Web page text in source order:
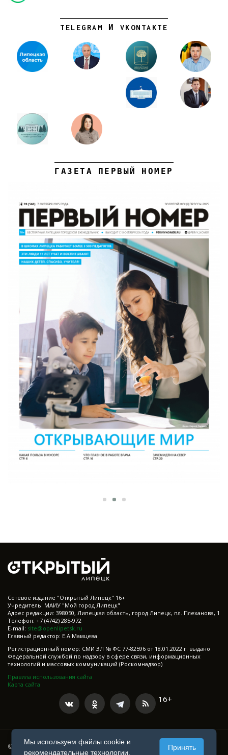
TELEGRAM И VKONTAKTE
ГАЗЕТА ПЕРВЫЙ НОМЕР
Cетевое издание "Открытый Липецк" 16+
Учредитель: МАИУ "Мой город Липецк"
Адрес редакции: 398050, Липецкая область, город Липецк, пл. Плеханова, 1
Телефон: +7 (4742) 285-972
E-mail: site@openlipetsk.ru
Главный редактор: Е.А.Мамцева
Регистрационный номер: СМИ ЭЛ № ФС 77-82596 от 18.01.2022 г. выдано
Федеральной службой по надзору в сфере связи, информационных
технологий и массовых коммуникаций (Роскомнадзор)
Правила использования сайта
Карта сайта
16+
© 2021-2025 Все права защищены
Мы используем файлы cookie и
рекомендательные технологии.
Принять